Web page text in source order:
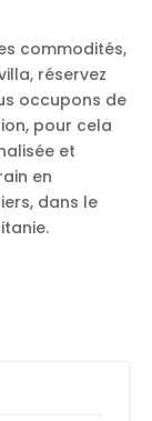
commodités,
réservez
occupons de
pour cela
et
en
dans le